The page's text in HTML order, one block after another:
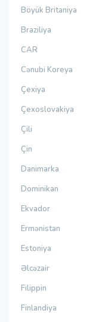
Böyük Britaniya
Braziliya
CAR
Cənubi Koreya
Çexiya
Çexoslovakiya
Çili
Çin
Danimarka
Dominikan
Ekvador
Ermənistan
Estoniya
Əlcəzair
Filippin
Finlandiya